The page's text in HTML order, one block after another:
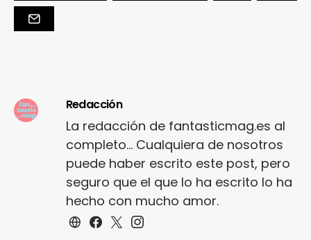
Redacción
La redacción de fantasticmag.es al
completo... Cualquiera de nosotros
puede haber escrito este post, pero
seguro que el que lo ha escrito lo ha
hecho con mucho amor.